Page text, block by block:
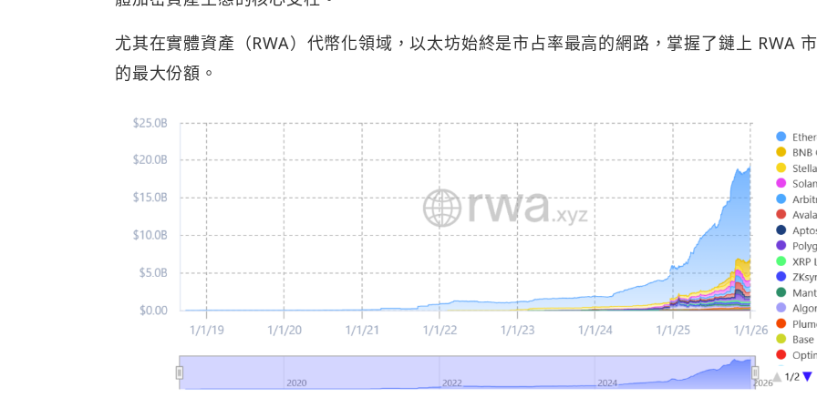
尤其在實體資產（RWA）代幣化領域，以太坊始終是市占率最高的網路，掌握了鏈上 RWA
的最大份額。